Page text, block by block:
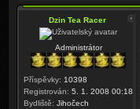
Dzin Tea Racer
Administrátor
Příspěvky: 10398
Registrován: 5. 1. 2008 00:18
Bydliště: Jihočech